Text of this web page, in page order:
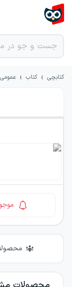
کتابچی › کتاب › عمومی